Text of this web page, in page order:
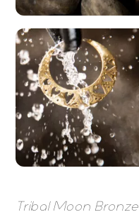
Tribal Moon Bronze